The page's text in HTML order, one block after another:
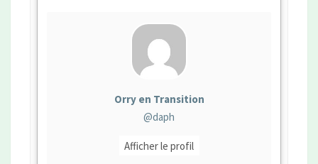
Orry en Transition
@daph
Afficher le profil